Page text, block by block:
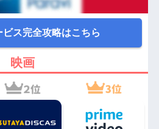
ス完全攻略はこちら
映画